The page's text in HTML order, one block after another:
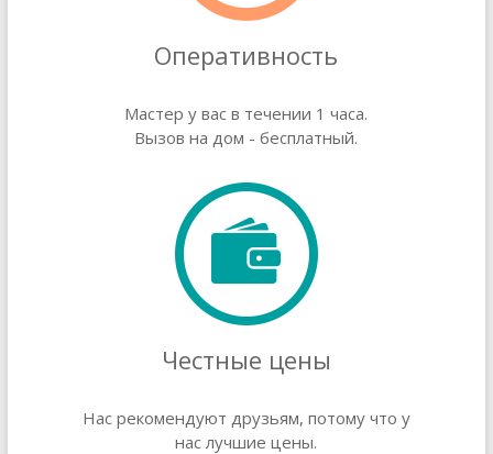
Оперативность
Мастер у вас в течении 1 часа.
Вызов на дом - бесплатный.
Честные цены
Нас рекомендуют друзьям, потому что у
нас лучшие цены.